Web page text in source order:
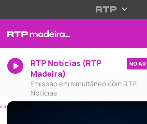
RTP Notícias (RTP
Madeira)
Emissão em simultâneo com RTP
Notícias
NO AR